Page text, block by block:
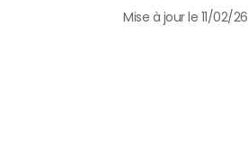
Mise à jour le 11/02/26